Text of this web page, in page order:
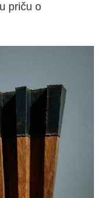
priču o